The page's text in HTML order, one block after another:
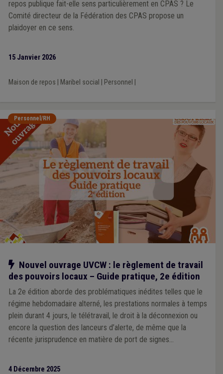
repos publique fait-elle sens particulièrement en CPAS ? Le
Comité directeur de la Fédération des CPAS propose un
plaidoyer en ce sens.
15 Janvier 2026
Maison de repos Maribel social Personnel
Personnel/RH
Notre action
Nouvel ouvrage UVCW : le règlement de travail
des pouvoirs locaux – Guide pratique, 2e édition
La 2e édition aborde des problématiques inédites telles que le
régime hebdomadaire alterné, les prestations normales à temps
plein durant 4 jours, le télétravail, le droit à la déconnexion ou
encore la question des lanceurs d’alerte, de même que la
récente jurisprudence en matière de port de signes
4 Décembre 2025